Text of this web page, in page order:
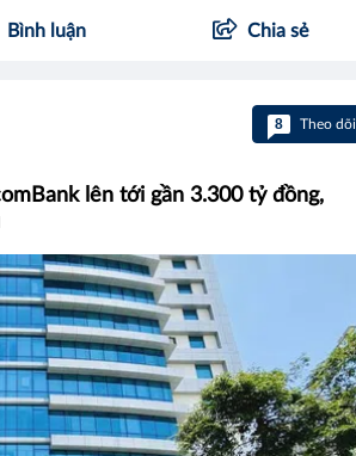
Bình luận Chia sẻ
8 Theo dõi
lên tới gần 3.300 tỷ đồng,